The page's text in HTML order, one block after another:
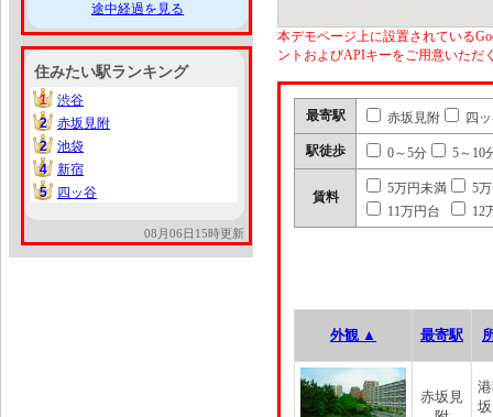
途中経過を見る
住みたい駅ランキング
1
1
渋谷
2
2
赤坂見附
2
2
池袋
4
4
新宿
5
5 四ッ谷
08月06日15時更新
本デモページ上に設置されている
ントおよびAPIキーをご用意いただ
最寄駅 赤坂見附 四
駅徒歩 0～5分 5～10
賃料
5万円未満
5
11万円台
12
外観 ▲ 最寄駅
赤坂見